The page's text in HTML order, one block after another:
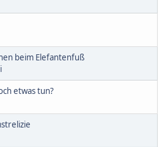
beim Elefantenfuß
etwas tun?